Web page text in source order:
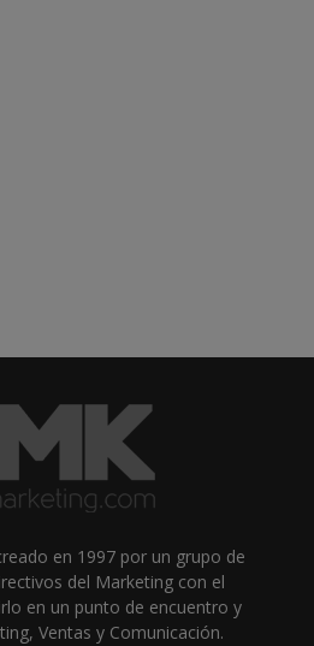
en 1997 por un grupo de
del Marketing con el
en un punto de encuentro y
Ventas y Comunicación.